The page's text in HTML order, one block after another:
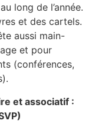
long de l’année.
et des cartels.
aussi main-
et pour
(conférences,
et associatif :